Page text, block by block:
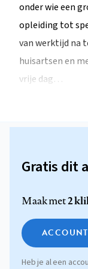
onder wie een
opleiding tot
van werktijd na
huisartsen en
vrije dag…
Gratis dit
Maak met2
Heb je al een